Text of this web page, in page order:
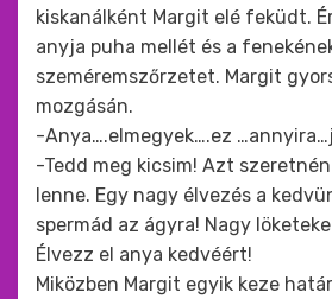
kiskanálként Margit elé feküdt.
anyja puha mellét és a
szeméremszőrzetet. Margit
mozgásán.
-Anya….elmegyek….ez
-Tedd meg kicsim! Azt
lenne. Egy nagy élvezés a
spermád az ágyra! Nagy
Élvezz el anya kedvéért!
Miközben Margit egyik keze